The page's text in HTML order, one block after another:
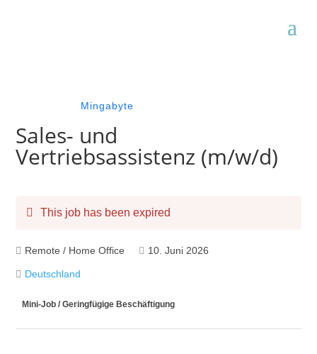
Mingabyte
Sales- und
Vertriebsassistenz (m/w/d)
This job has been expired
Remote / Home Office 10. Juni 2026
Deutschland
Mini-Job / Geringfügige Beschäftigung